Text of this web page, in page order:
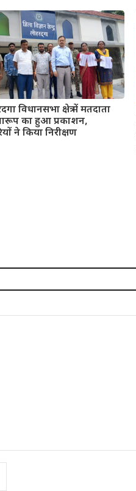
विधानसभा क्षेत्र में मतदाता
का हुआ प्रकाशन,
ने किया निरीक्षण